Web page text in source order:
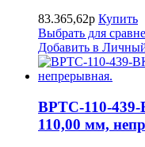
83.365,62р Купить
Выбрать для
Добавить в
BPTC-110-
110,00 мм,